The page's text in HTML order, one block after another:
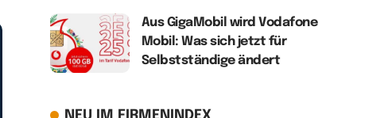
Aus GigaMobil wird Vodafone
Mobil: Was sich jetzt für
Selbstständige ändert